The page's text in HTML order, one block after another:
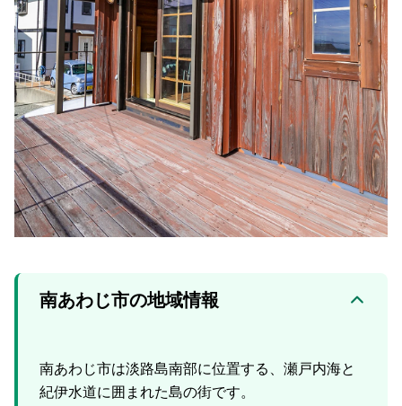
南あわじ市の地域情報
南あわじ市は淡路島南部に位置する、瀬戸内海と
紀伊水道に囲まれた島の街です。